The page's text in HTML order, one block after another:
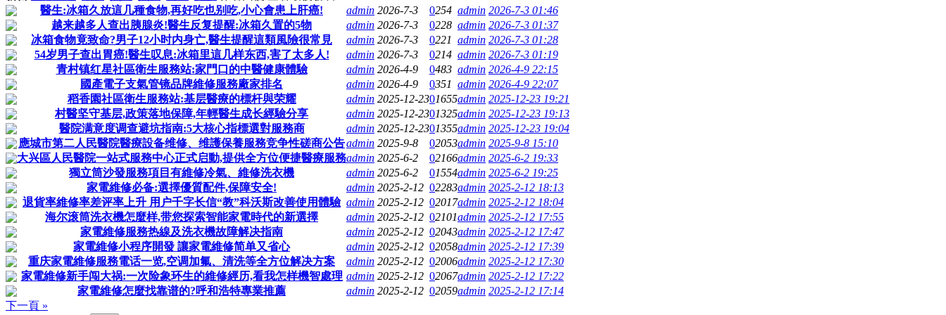
醫生:冰箱久放這几種食物,再好吃也别吃,小心會患上肝癌!
admin 2026-7-3 0254 admin 2026-7-3 01:46
越来越多人查出胰腺炎!醫生反复提醒:冰箱久置的5物
admin 2026-7-3 0228 admin 2026-7-3 01:37
冰箱食物竟致命?男子12小时内身亡,醫生提醒這類風險很常見
admin 2026-7-3 0221 admin 2026-7-3 01:28
54岁男子查出胃癌!醫生叹息:冰箱里這几样东西,害了太多人!
admin 2026-7-3 0214 admin 2026-7-3 01:19
青村镇红星社區衛生服務站:家門口的中醫健康體驗
admin 2026-4-9 0483 admin 2026-4-9 22:15
國產電子支氣管镜品牌維修服務廠家排名
admin 2026-4-9 0351 admin 2026-4-9 22:07
稻香園社區衛生服務站:基层醫療的標杆與荣耀
admin 2025-12-2301655admin 2025-12-23 19:21
村醫坚守基层,政策落地保障,年輕醫生成长經驗分享
admin 2025-12-2301325admin 2025-12-23 19:13
醫院满意度调查避坑指南:5大核心指標選對服務商
admin 2025-12-2301355admin 2025-12-23 19:04
應城市第二人民醫院醫療設备维修、维護保養服務竞争性磋商公告admin 2025-9-8 02053admin 2025-9-8 15:10
大兴區人民醫院一站式服務中心正式启動,提供全方位便捷醫療服務admin 2025-6-2 02166admin 2025-6-2 19:33
獨立筒沙發服務項目有維修冷氣、維修洗衣機
admin 2025-6-2 01554admin 2025-6-2 19:25
家電維修必备:選擇優質配件,保障安全!
admin 2025-2-12 02283admin 2025-2-12 18:13
退貨率維修率差评率上升 用户千字长信“教”科沃斯改善使用體驗 admin 2025-2-12 02017admin 2025-2-12 18:04
海尔滚筒洗衣機怎麼样,带您探索智能家電時代的新選擇
admin 2025-2-12 02101admin 2025-2-12 17:55
家電維修服務热線及洗衣機故障解决指南
admin 2025-2-12 02043admin 2025-2-12 17:47
家電維修小程序開發 讓家電維修简单又省心
admin 2025-2-12 02058admin 2025-2-12 17:39
重庆家電維修服務電话一览,空调加氟、清洗等全方位解决方案
admin 2025-2-12 02006admin 2025-2-12 17:30
家電維修新手闯大祸:一次险象环生的維修經历,看我怎样機智處理 admin 2025-2-12 02067admin 2025-2-12 17:22
家電維修怎麼找靠谱的?呼和浩特專業推薦
admin 2025-2-12 02059admin 2025-2-12 17:14
下一頁 »